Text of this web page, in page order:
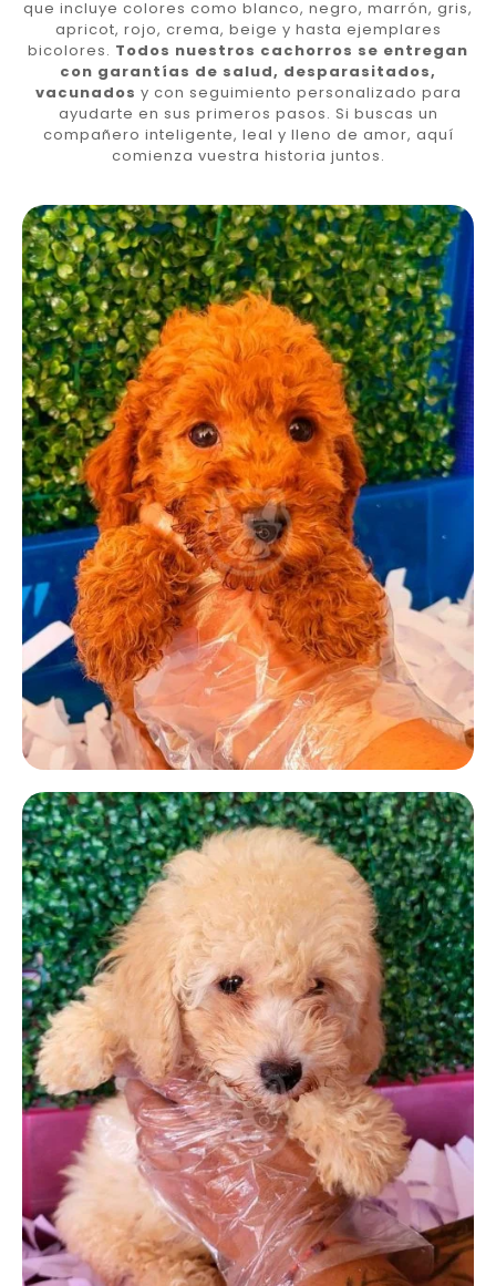
que incluye colores como blanco, negro, marrón, gris,
apricot, rojo, crema, beige y hasta ejemplares
bicolores. Todos nuestros cachorros se entregan
con garantías de salud, desparasitados,
vacunados y con seguimiento personalizado para
ayudarte en sus primeros pasos. Si buscas un
compañero inteligente, leal y lleno de amor, aquí
comienza vuestra historia juntos.